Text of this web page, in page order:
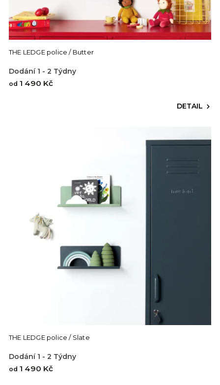
THE LEDGE police / Butter
Dodání 1 - 2 Týdny
od 1 490 Kč
DETAIL
THE LEDGE police / Slate
Dodání 1 - 2 Týdny
od 1 490 Kč